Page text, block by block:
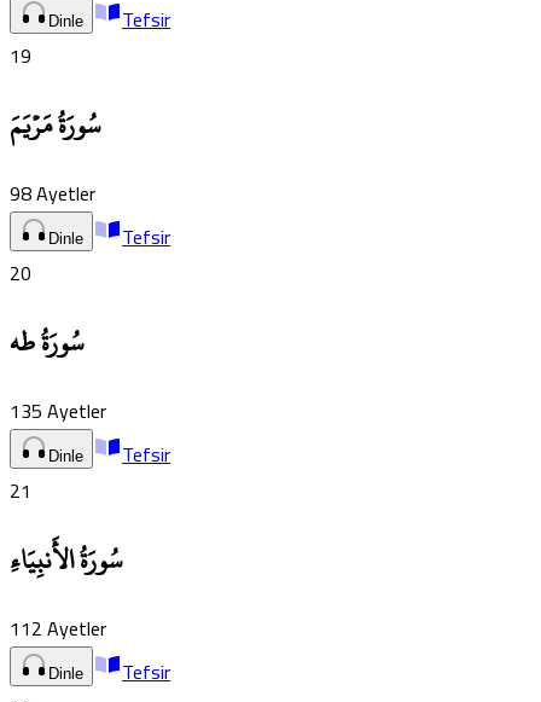
Dinle
Tefsir
19
سُورَةُ مَرۡيَمَ
98Ayetler
Dinle
Tefsir
20
سُورَةُ طه
135Ayetler
Dinle
Tefsir
21
سُورَةُ الأَنبِيَاءِ
112Ayetler
Dinle
Tefsir